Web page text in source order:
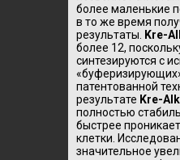
более маленькие
в то же время
результаты.
Kre-
более 12,
синтезируются с
патентованной
результате Kre-
полностью
быстрее
клетки.
значительное